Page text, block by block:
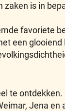
is in
favoriete
een
te
Jena